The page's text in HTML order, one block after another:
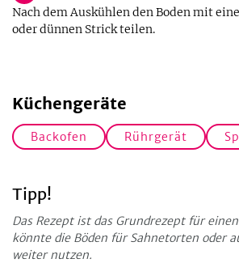
Nach dem Auskühlen den Boden mit
oder dünnen Strick teilen.
Küchengeräte
Backofen Rührgerät
Tipp!
Das Rezept ist das Grundrezept für
könnte die Böden für Sahnetorten oder
weiter nutzen.